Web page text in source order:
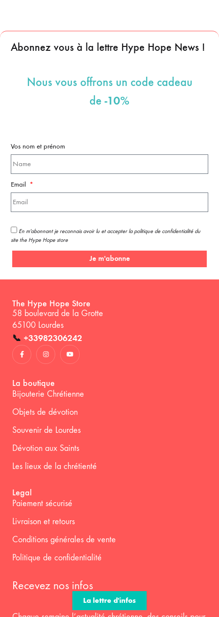
Abonnez vous à la lettre Hype Hope News !
Nous vous offrons un code cadeau
de -10%
Vos nom et prénom
Email
En m'abonnant je reconnais avoir lu et accepter la politique de confidentialité du
site the Hype Hope store
Je m'abonne
The Hype Hope Store
58 boulevard de la Grotte
65100 Lourdes
📞 +33982306242
La boutique
Bijouterie Chrétienne
Objets de dévotion
Souvenir de Lourdes
Dévotion aux Saints
Les lieux de la chrétienté
Legal
Paiement sécurisé
Livraison et retours
Conditions générales de vente
Politique de confidentialité
Recevez nos infos
La lettre d'infos